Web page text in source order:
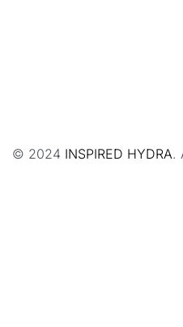
© 2024 INSPIRED HYDRA.